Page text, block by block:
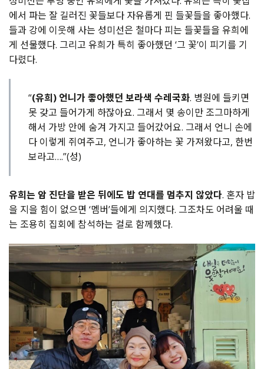
에서 파는 잘 길러진 꽃들보다 자유롭게 핀 들꽃들을 좋아했다.
들과 강에 이웃해 사는 성미선은 철마다 피는 들꽃들을 유희에
게 선물했다. 그리고 유희가 특히 좋아했던 ‘그 꽃’이 피기를 기
다렸다.
“(유희) 언니가 좋아했던 보라색 수레국화. 병원에 들키면
못 갖고 들어가게 하잖아요. 그래서 몇 송이만 조그마하게
해서 가방 안에 숨겨 가지고 들어갔어요. 그래서 언니 손에
다 이렇게 쥐여주고, 언니가 좋아하는 꽃 가져왔다고, 한번
보라고….”(성)
유희는 암 진단을 받은 뒤에도 밥 연대를 멈추지 않았다. 혼자 밥
을 지을 힘이 없으면 ‘멤버’들에게 의지했다. 그조차도 어려울 때
는 조용히 집회에 참석하는 걸로 함께했다.